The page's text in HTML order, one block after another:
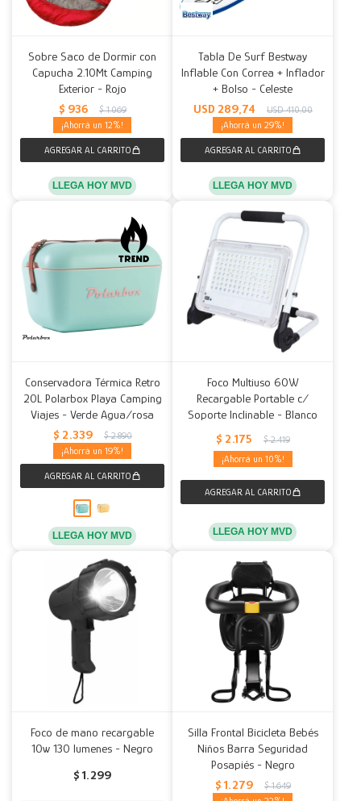
Sobre Saco de Dormir con
Capucha 2.10Mt Camping
Exterior - Rojo
$ 936 $ 1.069
12
LLEGA HOY MVD
Tabla De Surf Bestway
Inflable Con Correa + Inflador
+ Bolso - Celeste
USD 289,74 USD 410,00
29
LLEGA HOY MVD
Conservadora Térmica Retro
20L Polarbox Playa Camping
Viajes - Verde Agua/rosa
$ 2.339 $ 2.890
19
LLEGA HOY MVD
Foco Multiuso 60W
Recargable Portable c/
Soporte Inclinable - Blanco
$ 2.175 $ 2.419
10
LLEGA HOY MVD
Foco de mano recargable
10w 130 lumenes - Negro
$ 1.299
Silla Frontal Bicicleta Bebés
Niños Barra Seguridad
Posapiés - Negro
$ 1.279 $ 1.649